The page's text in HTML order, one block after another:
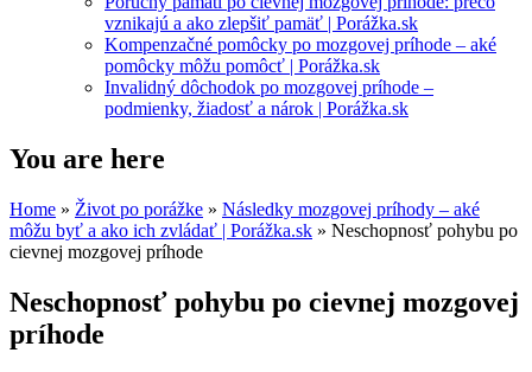
vznikajú a ako zlepšiť pamäť | Porážka.sk
Kompenzačné pomôcky po mozgovej príhode – aké
pomôcky môžu pomôcť | Porážka.sk
Invalidný dôchodok po mozgovej príhode –
podmienky, žiadosť a nárok | Porážka.sk
You are here
Home » Život po porážke » Následky mozgovej príhody – aké
môžu byť a ako ich zvládať | Porážka.sk » Neschopnosť pohybu po
cievnej mozgovej príhode
Neschopnosť pohybu po cievnej mozgovej
príhode